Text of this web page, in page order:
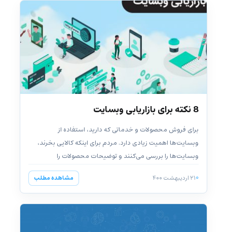
8 نکته برای بازاریابی وبسایت
برای فروش محصولات و خدماتی که دارید، استفاده از
وبسایت‌ها اهمیت زیادی دارد. مردم برای اینکه کالایی بخرند،
وبسایت‌ها را بررسی می‌کنند و توضیحات محصولات را
۲۱ اردیبهشت ۱۴۰۰ مشاهده مطلب